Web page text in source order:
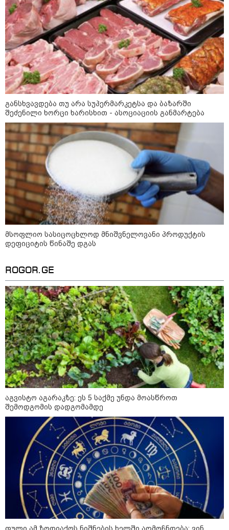
საზოგადოება
11:36 / 08-08-2026
წელიწადნახევარში საქართველოში 164
ადამიანი დაიკარგა - 57 პირს ამ დრომდე
ეძებენ
ბრუკლინელმა ქალმა ძვირფასი
ბეჭდები, ოჯახის რელიკვია,
შემთხვევით ნაგავში გადააგდო
- ბეჭდები 9 ტონა ნაგავში
იპოვეს
22:28 / 07-08-2026
სად იზღუდება მოძრაობა -
თბილისის მერია ინფორმაციას
ავრცელებს
21:30 / 07-08-2026
თბილისში, ლოზუნგით
„გვახსოვს გმირები, გვახსოვს
მტერი” მსვლელობა
მიმდინარეობს
20:58 / 07-08-2026
"იპოვონ ერთი გოგონა, ვისაც
გიგა სექსუალურად ავიწროებდა
- თუ გამოჩნდება ასეთი
განსხვავდება თუ არა სუპერმარკეტსა და ბაზარში
შეძენილი ხორცი ხარისხით - ასოციაციის განმარტება
მსოფლიო სასიცოცხლოდ მნიშვნელოვანი პროდუქტის
დეფიციტის წინაშე დგას
ROGOR.GE
აგვისტო აგარაკზე: ეს 5 საქმე უნდა მოასწროთ
შემოდგომის დადგომამდე